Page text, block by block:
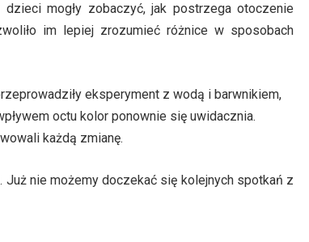
mogły zobaczyć, jak postrzega otoczenie
im lepiej zrozumieć różnice w sposobach
eksperyment z wodą i barwnikiem,
octu kolor ponownie się uwidacznia.
każdą zmianę.
nie możemy doczekać się kolejnych spotkań z